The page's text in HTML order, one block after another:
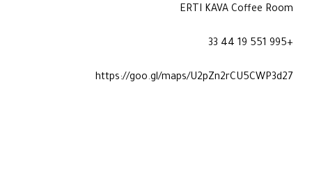
ERTI KAVA Coffee Room
+995 551 19 44 33
https://goo.gl/maps/U2pZn2rCU5CWP3d27